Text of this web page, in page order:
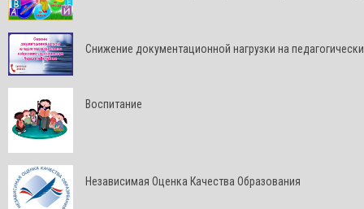
Снижение документационной нагрузки на
Воспитание
Независимая Оценка Качества Образования